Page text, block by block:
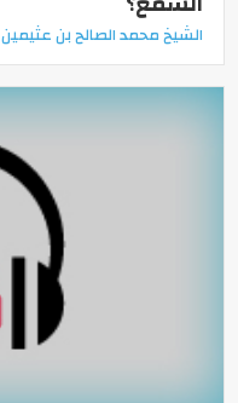
الشيخ محمد الصالح بن عثيمين